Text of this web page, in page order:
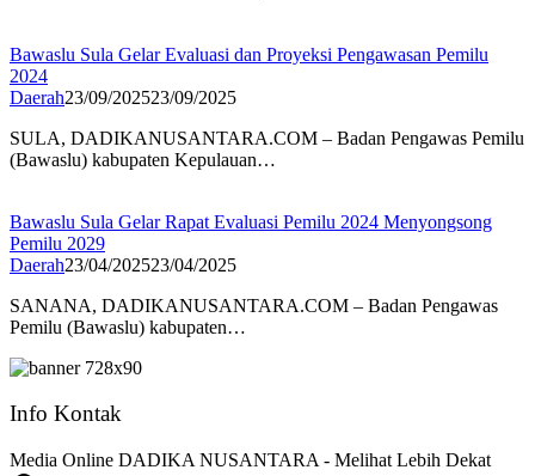
Bawaslu Sula Gelar Evaluasi dan Proyeksi Pengawasan Pemilu
2024
Daerah23/09/202523/09/2025
SULA, DADIKANUSANTARA.COM – Badan Pengawas Pemilu
(Bawaslu) kabupaten Kepulauan…
Bawaslu Sula Gelar Rapat Evaluasi Pemilu 2024 Menyongsong
Pemilu 2029
Daerah23/04/202523/04/2025
SANANA, DADIKANUSANTARA.COM – Badan Pengawas
Pemilu (Bawaslu) kabupaten…
Info Kontak
Media Online DADIKA NUSANTARA - Melihat Lebih Dekat